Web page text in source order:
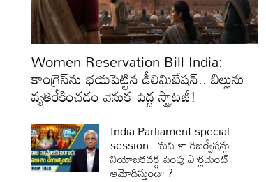
Women Reservation Bill India:
కాంగ్రెస్‌ను భయపెట్టిన డీలిమిటేషన్‌.. బిల్లును
వ్యతిరేకించడం వెనుక పెద్ద స్ట్రాటజీ!
India Parliament special
session : మహిళా రిజర్వేషన్లు
నియోజకవర్గ పెంపు పార్లమెంట్
ఆమోదిస్తుందా ?